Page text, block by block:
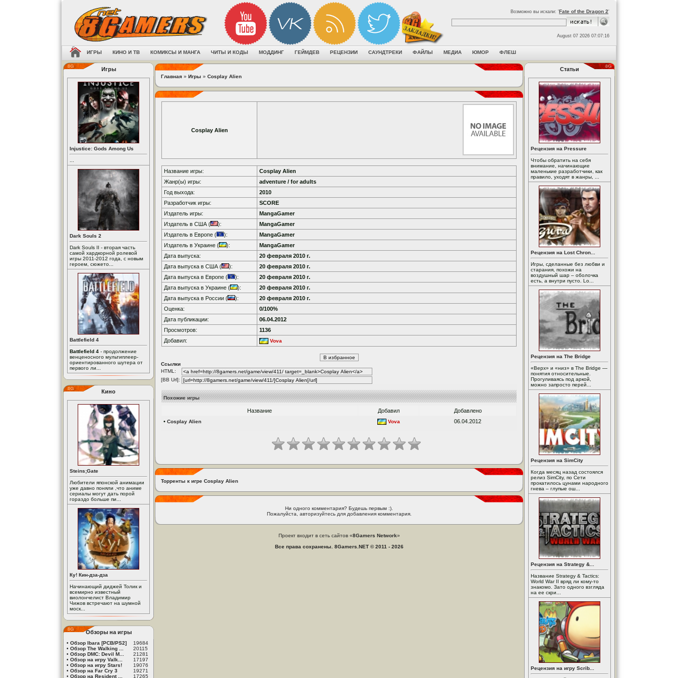
Возможно вы искали: 'Fate of the Dragon 2'
August 07 2026 07:07:16
ИГРЫ КИНО И ТВ КОМИКСЫ И МАНГА ЧИТЫ И КОДЫ МОДДИНГ ГЕЙМДЕВ РЕЦЕНЗИИ САУНДТРЕКИ ФАЙЛЫ МЕДИА ЮМОР ФЛЕШ
Игры
Injustice: Gods Among Us
Dark Souls 2
Dark Souls II - вторая часть
самой хардкорной ролевой
игры 2011-2012 года, с новым
героем, сюжето...
Battlefield 4
Battlefield 4 - продолжение
венценосного мультиплеер-
ориентированного шутера от
первого ли...
Кино
Steins;Gate
Любители японской анимации
уже давно поняли ,что аниме
сериалы могут дать порой
гораздо больше пи...
Ку! Кин-дза-дза
Начинающий диджей Толик и
всемирно известный
виолончелист Владимир
Чижов встречают на шумной
моск...
Обзоры на игры
• Обзор Ibara [PCB/PS2]
19684
• Обзор The Walking ...
20115
• Обзор DMC: Devil M...
21281
• Обзор на игру Valk...
17197
• Обзор на игру Stars!
19076
• Обзор на Far Cry 3
19271
• Обзор на Resident ... 17265
Главная » Игры » Cosplay Alien
Cosplay Alien
Название игры:
Cosplay Alien
Жанр(ы) игры:
adventure / for adults
Год выхода:
2010
Разработчик игры:
SCORE
Издатель игры:
MangaGamer
Издатель в США (
):
MangaGamer
Издатель в Европе (
):
MangaGamer
Издатель в Украине (
):
MangaGamer
Дата выпуска:
20 февраля 2010 г.
Дата выпуска в США (
):
20 февраля 2010 г.
Дата выпуска в Европе (
):
20 февраля 2010 г.
Дата выпуска в Украине (
):
20 февраля 2010 г.
Дата выпуска в России (
):
20 февраля 2010 г.
Оценка:
0/100%
Дата публикации:
06.04.2012
Просмотров:
1136
Добавил:
Vova
Ссылки
HTML:
[BB Url]:
Похожие игры
Название Добавил
Добавлено
• Cosplay Alien Vova 06.04.2012
Торренты к игре Cosplay Alien
Ни одного комментария? Будешь первым :).
Пожалуйста, авторизуйтесь для добавления комментария.
Проект входит в сеть сайтов «8Gamers Network»
Все права сохранены. 8Gamers.NET © 2011 - 2026
Статьи
Рецензия на Pressure
Чтобы обратить на себя
внимание, начинающие
маленькие разработчики, как
правило, уходят в жанры, ...
Рецензия на Lost Chron...
Игры, сделанные без любви и
старания, похожи на
воздушный шар – оболочка
есть, а внутри пусто. Lo...
Рецензия на The Bridge
«Верх» и «низ» в The Bridge —
понятия относительные.
Прогуливаясь под аркой,
можно запросто перей...
Рецензия на SimCity
Когда месяц назад состоялся
релиз SimCity, по Сети
прокатилось цунами народного
гнева – глупые ош...
Рецензия на Strategy &...
Название Strategy & Tactics:
World War II вряд ли кому-то
знакомо. Зато одного взгляда
на ее скри...
Рецензия на игру Scrib...